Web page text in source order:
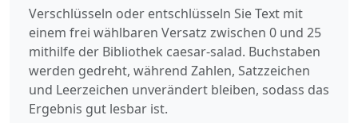
Verschlüsseln oder entschlüsseln Sie Text mit
einem frei wählbaren Versatz zwischen 0 und 25
mithilfe der Bibliothek caesar-salad. Buchstaben
werden gedreht, während Zahlen, Satzzeichen
und Leerzeichen unverändert bleiben, sodass das
Ergebnis gut lesbar ist.